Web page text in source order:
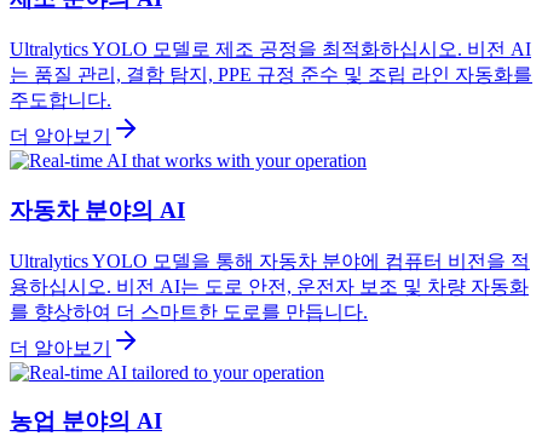
Ultralytics YOLO 모델로 제조 공정을 최적화하십시오. 비전 AI
는 품질 관리, 결함 탐지, PPE 규정 준수 및 조립 라인 자동화를
주도합니다.
더 알아보기
자동차 분야의 AI
Ultralytics YOLO 모델을 통해 자동차 분야에 컴퓨터 비전을 적
용하십시오. 비전 AI는 도로 안전, 운전자 보조 및 차량 자동화
를 향상하여 더 스마트한 도로를 만듭니다.
더 알아보기
농업 분야의 AI